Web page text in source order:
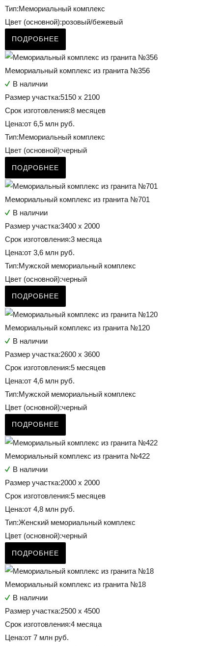
Тип:Мемориальный комплекс
Цвет (основной):розовый/бежевый
ПОДРОБНЕЕ
Мемориальный комплекс из гранита №356
В наличии
Размер участка:5150 х 2100
Срок изготовления:8 месяцев
Цена:от 6,5 млн руб.
Тип:Мемориальный комплекс
Цвет (основной):черный
ПОДРОБНЕЕ
Мемориальный комплекс из гранита №701
В наличии
Размер участка:3400 х 2000
Срок изготовления:3 месяца
Цена:от 3,6 млн руб.
Тип:Мужской мемориальный комплекс
Цвет (основной):черный
ПОДРОБНЕЕ
Мемориальный комплекс из гранита №120
В наличии
Размер участка:2600 х 3600
Срок изготовления:5 месяцев
Цена:от 4,6 млн руб.
Тип:Мужской мемориальный комплекс
Цвет (основной):черный
ПОДРОБНЕЕ
Мемориальный комплекс из гранита №422
В наличии
Размер участка:2000 х 2000
Срок изготовления:5 месяцев
Цена:от 4,8 млн руб.
Тип:Женский мемориальный комплекс
Цвет (основной):черный
ПОДРОБНЕЕ
Мемориальный комплекс из гранита №18
В наличии
Размер участка:2500 х 4500
Срок изготовления:4 месяца
Цена:от 7 млн руб.